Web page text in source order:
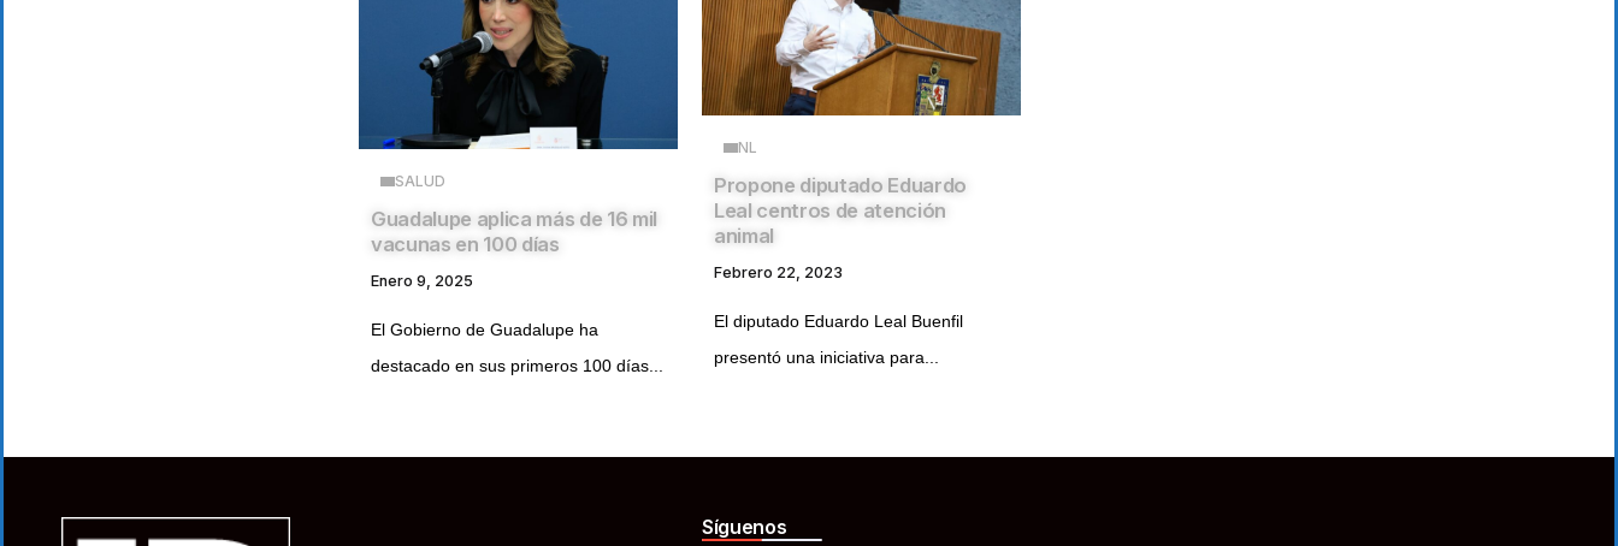
SALUD
Guadalupe aplica más de 16 mil
vacunas en 100 días
Enero 9, 2025
El Gobierno de Guadalupe ha
destacado en sus primeros 100 días...
NL
Propone diputado Eduardo
Leal centros de atención
animal
Febrero 22, 2023
El diputado Eduardo Leal Buenfil
presentó una iniciativa para...
Síguenos